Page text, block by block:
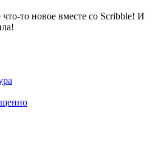
что-то новое вместе со Scribble! И